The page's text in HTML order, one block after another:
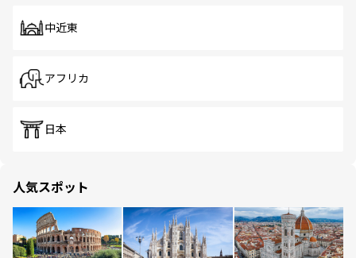
中近東
アフリカ
日本
人気スポット